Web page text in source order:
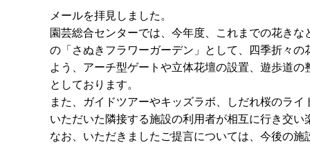
メールを拝見しました。
園芸総合センターでは、今年度、これまでの花き
の「さぬきフラワーガーデン」として、四季折々
よう、アーチ型ゲートや立体花壇の設置、遊歩道
としております。
また、ガイドツアーやキッズラボ、しだれ桜のラ
いただいた隣接する施設の利用者が相互に行き交
なお、いただきましたご提言については、今後の